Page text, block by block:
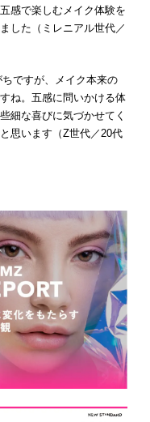
感で楽しむメイク体験を
した（ミレニアル世代／
ちですが、メイク本来の
ね。五感に問いかける体
細な喜びに気づかせてく
思います（Z世代／20代